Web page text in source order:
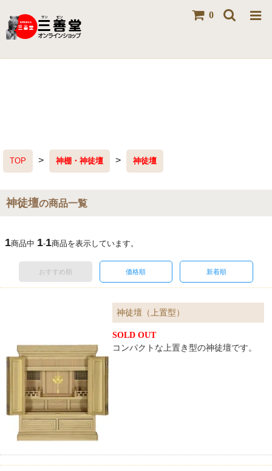
0
TOP > 神棚・神徒壇 > 神徒壇
神徒壇の商品一覧
1商品中 1-1商品を表示しています。
おすすめ順 価格順 新着順
神徒壇（上置型）
SOLD OUT
コンパクトな上置き型の神徒壇です。